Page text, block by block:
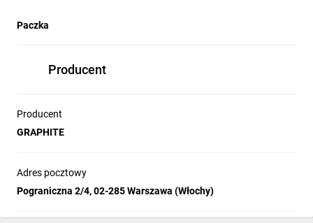
Paczka
Producent
Producent
GRAPHITE
Adres pocztowy
Pograniczna 2/4, 02-285 Warszawa (Włochy)